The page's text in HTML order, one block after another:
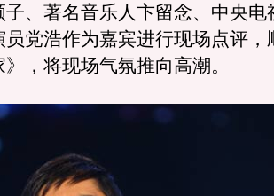
子、著名音乐人卞留念、中央电
员党浩作为嘉宾进行现场点评，
，将现场气氛推向高潮。